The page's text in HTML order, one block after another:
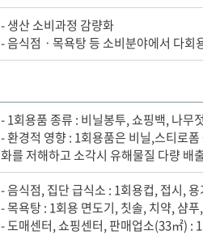
- 생산 소비과정 감량화
- 음식점ㆍ목욕탕 등 소비분야에서 다회
- 1회용품 종류 : 비닐봉투, 쇼핑백, 나무
- 환경적 영향 : 1회용품은 비닐,스티로
화를 저해하고 소각시 유해물질 다량 배
- 음식점, 집단 급식소 : 1회용컵, 접시,
- 목욕탕 : 1회용 면도기, 칫솔, 치약, 샴
- 도매센터, 쇼핑센터, 판매업소(33㎡) :